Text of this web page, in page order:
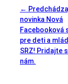
←
novinka Nová
Facebooková
pre deti a
SRZ! Pridajte
nám.